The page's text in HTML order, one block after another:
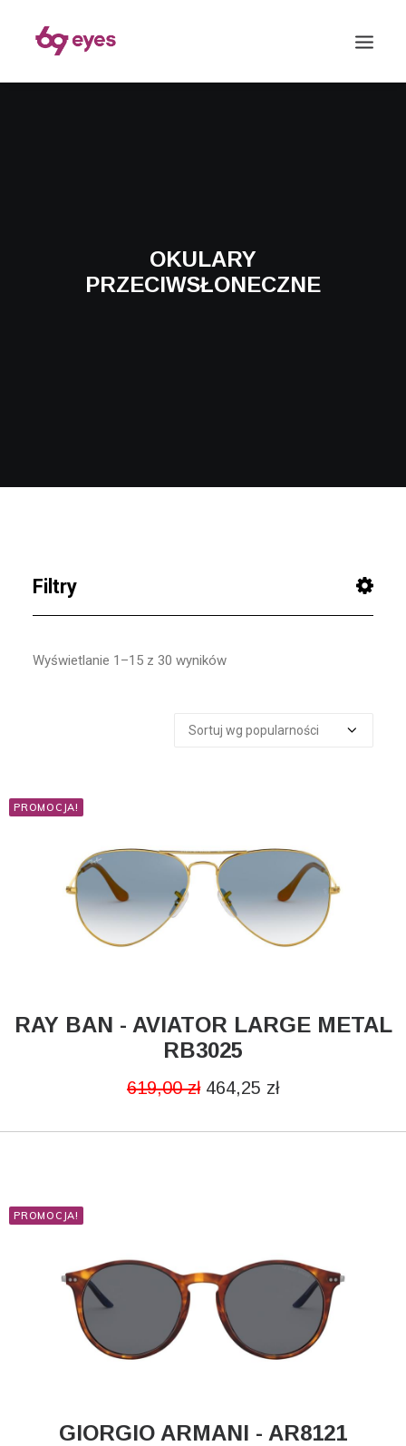
Koszyk
OKULARY
PRZECIWSŁONECZNE
Filtry
Męskie
Ray-Ban
MATERIAŁ
Metalowe
Wyświetlanie 1–15 z 30 wyników
PROMOCJA!
CZYTAJ DALEJ
RAY BAN - AVIATOR LARGE METAL
RB3025
619,00zł 464,25 zł
PROMOCJA!
CZYTAJ DALEJ
GIORGIO ARMANI - AR8121